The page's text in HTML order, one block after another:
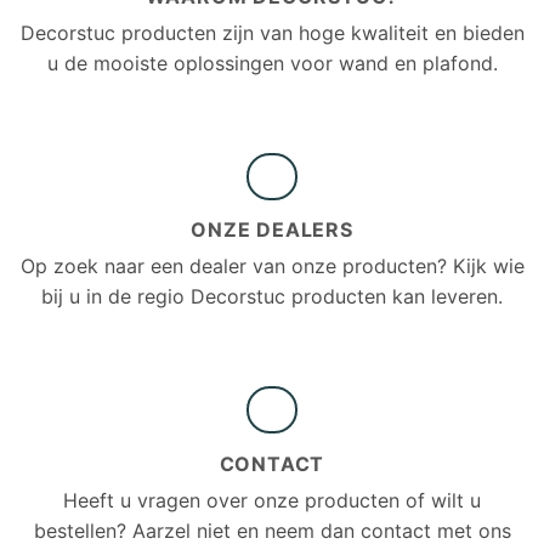
Decorstuc producten zijn van hoge kwaliteit en bieden
u de mooiste oplossingen voor wand en plafond.
ONZE DEALERS
Op zoek naar een dealer van onze producten? Kijk wie
bij u in de regio Decorstuc producten kan leveren.
CONTACT
Heeft u vragen over onze producten of wilt u
bestellen? Aarzel niet en neem dan contact met ons